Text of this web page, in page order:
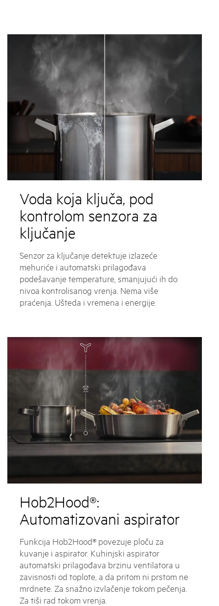
Voda koja ključa, pod
kontrolom senzora za
ključanje
Senzor za ključanje detektuje izlazeće
mehuriće i automatski prilagođava
podešavanje temperature, smanjujući ih do
nivoa kontrolisanog vrenja. Nema više
praćenja. Ušteda i vremena i energije.
Hob2Hood®:
Automatizovani aspirator
Funkcija Hob2Hood® povezuje ploču za
kuvanje i aspirator. Kuhinjski aspirator
automatski prilagođava brzinu ventilatora u
zavisnosti od toplote, a da pritom ni prstom ne
mrdnete. Za snažno izvlačenje tokom pečenja.
Za tiši rad tokom vrenja.